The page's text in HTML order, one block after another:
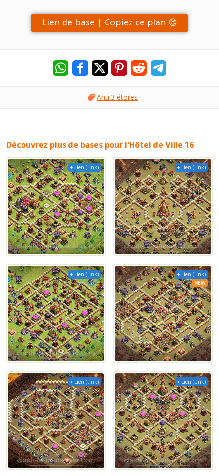
Lien de base | Copiez ce plan 😊
Anti 3 étoiles
Découvrez plus de bases pour l'Hôtel de Ville 16
+ Lien (Link) + Lien (Link)
+ Lien (Link)
+ Lien (Link)
NEW
+ Lien (Link) + Lien (Link)